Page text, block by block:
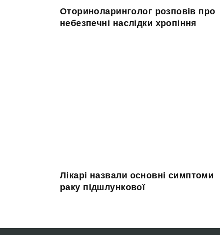
Оториноларинголог розповів про
небезпечні наслідки хропіння
Лікарі назвали основні симптоми
раку підшлункової